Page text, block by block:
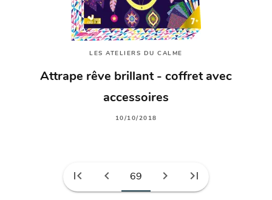
LES ATELIERS DU CALME
Attrape rêve brillant - coffret avec
accessoires
10/10/2018
first_page chevron_left 69 chevron_right last_page